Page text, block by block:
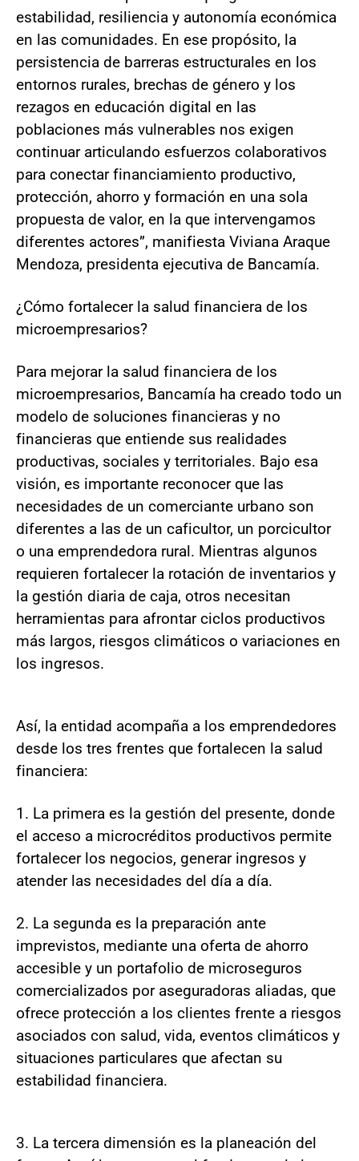
estabilidad, resiliencia y autonomía económica
en las comunidades. En ese propósito, la
persistencia de barreras estructurales en los
entornos rurales, brechas de género y los
rezagos en educación digital en las
poblaciones más vulnerables nos exigen
continuar articulando esfuerzos colaborativos
para conectar financiamiento productivo,
protección, ahorro y formación en una sola
propuesta de valor, en la que intervengamos
diferentes actores”, manifiesta Viviana Araque
Mendoza, presidenta ejecutiva de Bancamía.
¿Cómo fortalecer la salud financiera de los
microempresarios?
Para mejorar la salud financiera de los
microempresarios, Bancamía ha creado todo un
modelo de soluciones financieras y no
financieras que entiende sus realidades
productivas, sociales y territoriales. Bajo esa
visión, es importante reconocer que las
necesidades de un comerciante urbano son
diferentes a las de un caficultor, un porcicultor
o una emprendedora rural. Mientras algunos
requieren fortalecer la rotación de inventarios y
la gestión diaria de caja, otros necesitan
herramientas para afrontar ciclos productivos
más largos, riesgos climáticos o variaciones en
los ingresos.
Así, la entidad acompaña a los emprendedores
desde los tres frentes que fortalecen la salud
financiera:
1. La primera es la gestión del presente, donde
el acceso a microcréditos productivos permite
fortalecer los negocios, generar ingresos y
atender las necesidades del día a día.
2. La segunda es la preparación ante
imprevistos, mediante una oferta de ahorro
accesible y un portafolio de microseguros
comercializados por aseguradoras aliadas, que
ofrece protección a los clientes frente a riesgos
asociados con salud, vida, eventos climáticos y
situaciones particulares que afectan su
estabilidad financiera.
3. La tercera dimensión es la planeación del